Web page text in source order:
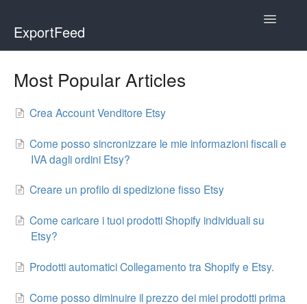
ExportFeed
Toggle
Faire Integration
Wix-Faire
Affiliate Marketplace
Etsy Integration
Etsy Integration - Italian
Most Popular Articles
Crea Account Venditore Etsy
Come posso sincronizzare le mie informazioni fiscali e
IVA dagli ordini Etsy?
Creare un profilo di spedizione fisso Etsy
Come caricare i tuoi prodotti Shopify individuali su
Etsy?
Prodotti automatici Collegamento tra Shopify e Etsy.
Come posso diminuire il prezzo dei miei prodotti prima